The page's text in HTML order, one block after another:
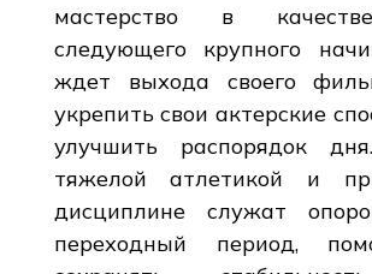
мастерство в
следующего крупного
ждет выхода своего
укрепить свои актерские
улучшить распорядок
тяжелой атлетикой и
дисциплине служат
переходный период,